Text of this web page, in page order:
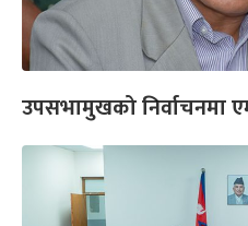
उपसभामुखको निर्वाचनमा